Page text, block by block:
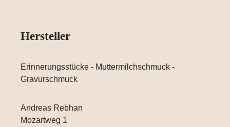
Hersteller
Erinnerungsstücke - Muttermilchschmuck -
Gravurschmuck
Andreas Rebhan
Mozartweg 1